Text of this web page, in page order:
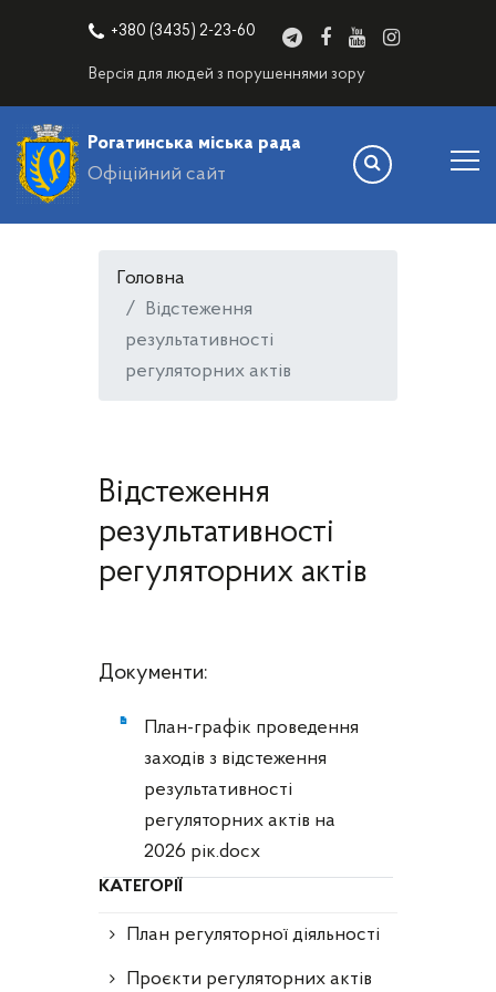
+380 (3435) 2-23-60
Версія для людей з порушеннями зору
Рогатинська міська рада
Офіційний сайт
Головна
Відстеження
результативності
регуляторних актів
Відстеження
результативності
регуляторних актів
Документи:
План-графік проведення
заходів з відстеження
результативності
регуляторних актів на
2026 рік.docx
КАТЕГОРІЇ
План регуляторної діяльності
Проєкти регуляторних актів